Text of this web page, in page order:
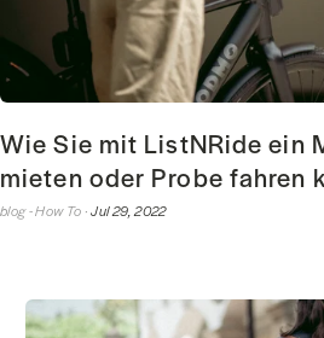
Wie Sie mit ListNRide ein
mieten oder Probe fahren
blog -How To ·Jul 29, 2022